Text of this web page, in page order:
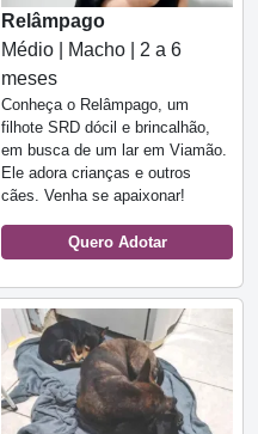
Relâmpago
Médio | Macho | 2 a 6
meses
Conheça o Relâmpago, um
filhote SRD dócil e brincalhão,
em busca de um lar em Viamão.
Ele adora crianças e outros
cães. Venha se apaixonar!
Quero Adotar